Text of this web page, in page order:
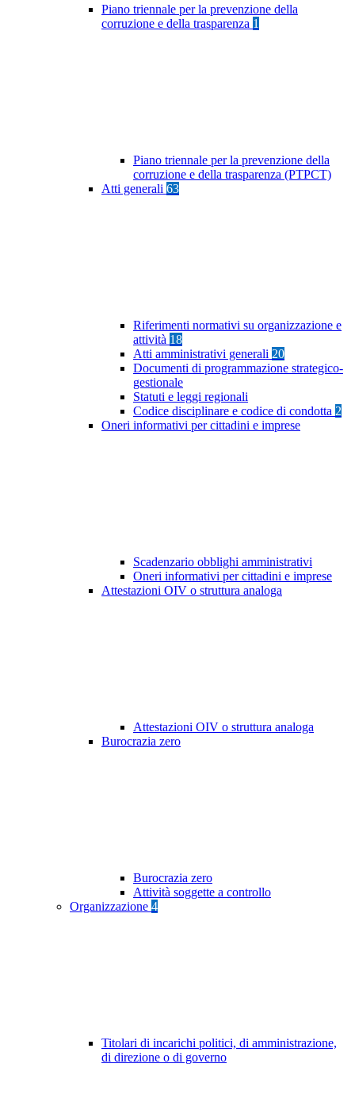
Piano triennale per la prevenzione della
corruzione e della trasparenza 1
Piano triennale per la prevenzione della
corruzione e della trasparenza (PTPCT)
Atti generali 63
Riferimenti normativi su organizzazione e
attività 18
Atti amministrativi generali 20
Documenti di programmazione strategico-
gestionale
Statuti e leggi regionali
Codice disciplinare e codice di condotta 2
Oneri informativi per cittadini e imprese
Scadenzario obblighi amministrativi
Oneri informativi per cittadini e imprese
Attestazioni OIV o struttura analoga
Attestazioni OIV o struttura analoga
Burocrazia zero
Burocrazia zero
Attività soggette a controllo
Organizzazione 4
Titolari di incarichi politici, di amministrazione,
di direzione o di governo